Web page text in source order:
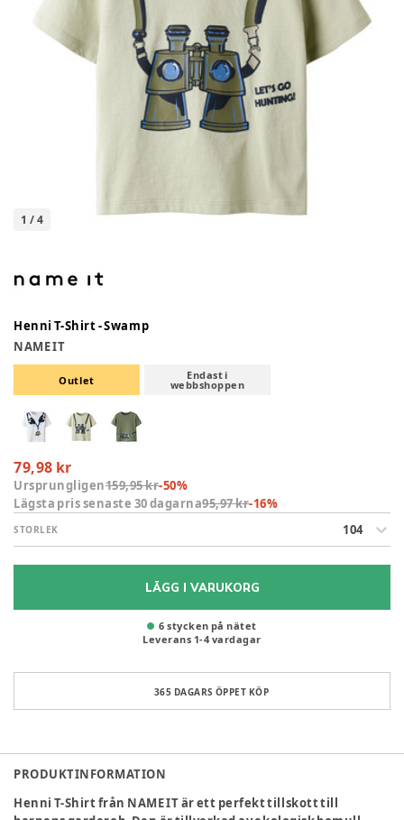
1 /4
Henni T-Shirt - Swamp
NAME IT
Outlet Endast i
webbshoppen
79,98 kr
Ursprungligen159,95 kr-50%
Lägsta pris senaste 30 dagarna95,97 kr-16%
STORLEK 104
LÄGG I VARUKORG
6 stycken på nätet
Leverans 1-4 vardagar
365 DAGARS ÖPPET KÖP
PRODUKTINFORMATION
Henni T-Shirt från NAME IT är ett perfekt tillskott till